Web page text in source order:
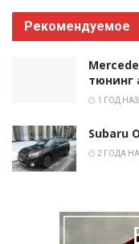
Рекомендуемое
тюнинг
1 ГОД
Subaru
2 ГОДА